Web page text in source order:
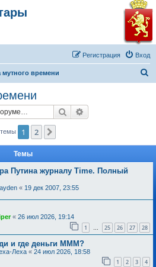
Вход
Регистрация
мутного времени
Поиск
1 2
Темы
Путина журналу Time. Полный
« 19 дек 2007, 23:55
« 26 июл 2026, 19:14
1 … 25 26 27 28
и где деньги МММ?
Леха « 24 июл 2026, 18:58
1 2 3 4